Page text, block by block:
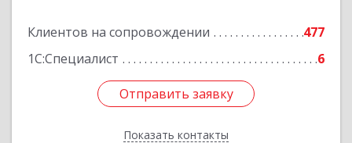
Клиентов на сопровождении
477
1С:Специалист
6
Отправить заявку
Показать контакты
Отправить заявку
Назад